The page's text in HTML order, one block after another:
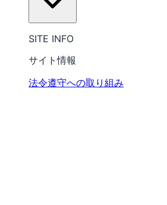
SITE INFO
サイト情報
法令遵守への取り組み